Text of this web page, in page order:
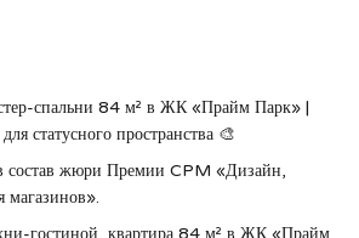
спальни 84 м² в ЖК «Прайм Парк» |
статусного пространства 🎨
состав жюри Премии CPM «Дизайн,
магазинов».
гостиной, квартира 84 м² в ЖК «Прайм